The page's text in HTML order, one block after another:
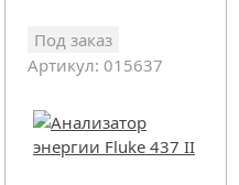
Под заказ
Артикул: 015637